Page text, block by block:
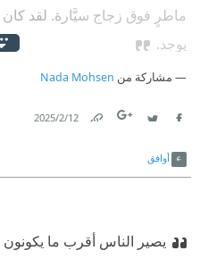
ماطرٍ فوق زجاج سيَّارة. لقد
يوجد.
مشاركة من Nada Mohsen
12‏/2‏/2025
أوافق
يصير الناس أقرب ما